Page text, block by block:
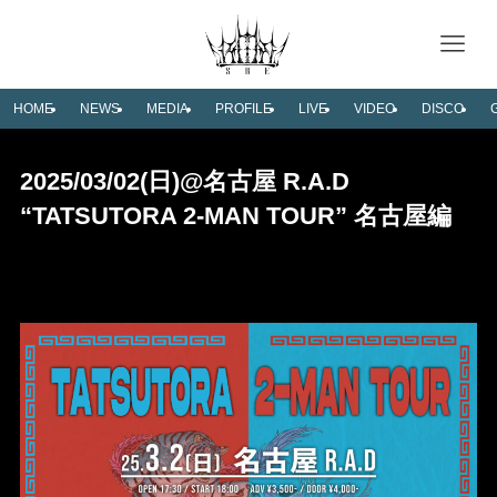
HOME NEWS MEDIA PROFILE LIVE VIDEO DISCO
2025/03/02(日)@名古屋 R.A.D
“TATSUTORA 2-MAN TOUR” 名古屋編